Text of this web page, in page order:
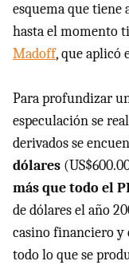
esquema que tiene
hasta el momento
Madoff, que aplicó
Para profundizar
especulación se
derivados se
dólares
más que todo el
de dólares el año
casino financiero y
todo lo que se